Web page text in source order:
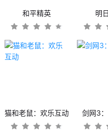
和平精英 明
猫和老鼠：欢乐互动 剑网3